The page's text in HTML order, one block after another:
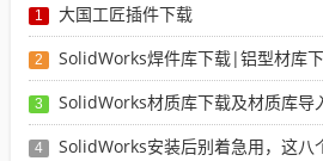
1 大国工匠插件下载
2 SolidWorks焊件库下载|铝型材库下载|附
3 SolidWorks材质库下载及材质库导
4 SolidWorks安装后别着急用，这八个重要